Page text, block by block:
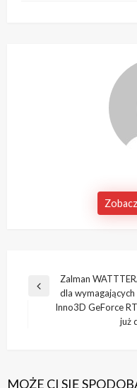
Nawigacja
wpisu
Poprzedni
Zalman
dla wymagających
Inno3D GeForce
już
MOŻE CI SIĘ